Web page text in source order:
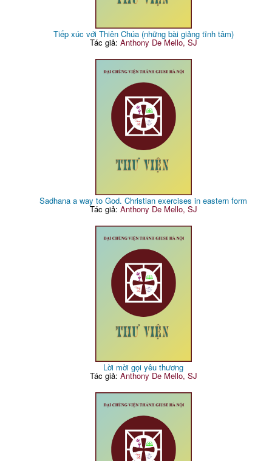
Tiếp xúc với Thiên Chúa (những bài giảng tĩnh tâm)
Tác giả: Anthony De Mello, SJ
Sadhana a way to God. Christian exercises in eastern form
Tác giả: Anthony De Mello, SJ
Lời mời gọi yêu thương
Tác giả: Anthony De Mello, SJ